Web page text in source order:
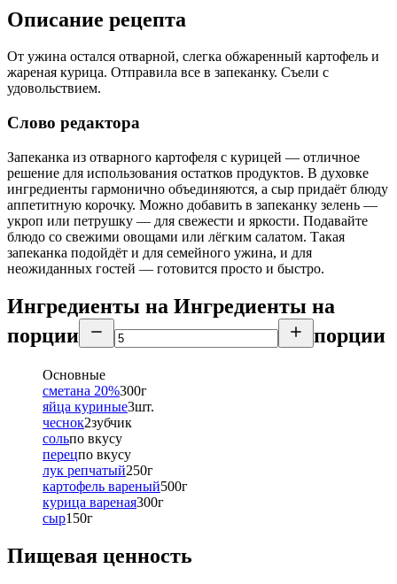
Описание рецепта
От ужина остался отварной, слегка обжаренный картофель и
жареная курица. Отправила все в запеканку. Съели с
удовольствием.
Слово редактора
Запеканка из отварного картофеля с курицей — отличное
решение для использования остатков продуктов. В духовке
ингредиенты гармонично объединяются, а сыр придаёт блюду
аппетитную корочку. Можно добавить в запеканку зелень —
укроп или петрушку — для свежести и яркости. Подавайте
блюдо со свежими овощами или лёгким салатом. Такая
запеканка подойдёт и для семейного ужина, и для
неожиданных гостей — готовится просто и быстро.
Ингредиенты на Ингредиенты на
порции
порции
Основные
сметана 20%300г
яйца куриные3шт.
чеснок2зубчик
сольпо вкусу
перецпо вкусу
лук репчатый250г
картофель вареный500г
курица вареная300г
сыр150г
Пищевая ценность